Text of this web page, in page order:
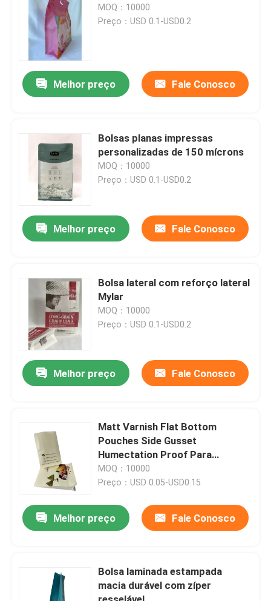
MOQ：10000
Preço：USD 0.1-USD0.2
Melhor preço Fale Conosco
Bolsas planas impressas
personalizadas de 150 mícrons
MOQ：10000
Preço：USD 0.1-USD0.2
Melhor preço Fale Conosco
Bolsa lateral com reforço lateral
Mylar
MOQ：10000
Preço：USD 0.1-USD0.2
Melhor preço Fale Conosco
Matt Varnish Flat Bottom
Pouches Side Gusset
Humectation Proof Para
Alimentos de Arroz
MOQ：10000
Preço：USD 0.05-USD0.15
Melhor preço Fale Conosco
Bolsa laminada estampada
macia durável com zíper